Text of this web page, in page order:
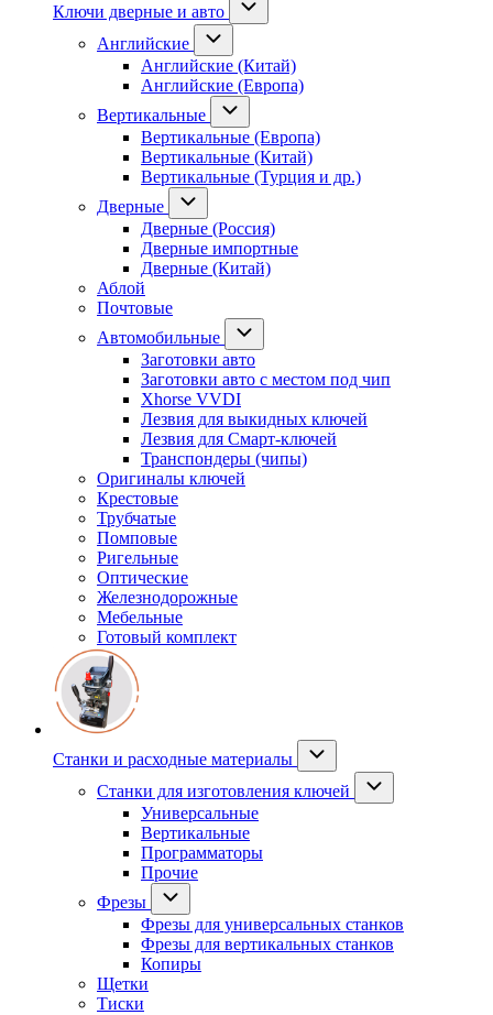
Ключи дверные и авто
Английские
Английские (Китай)
Английские (Европа)
Вертикальные
Вертикальные (Европа)
Вертикальные (Китай)
Вертикальные (Турция и др.)
Дверные
Дверные (Россия)
Дверные импортные
Дверные (Китай)
Аблой
Почтовые
Автомобильные
Заготовки авто
Заготовки авто с местом под чип
Xhorse VVDI
Лезвия для выкидных ключей
Лезвия для Смарт-ключей
Транспондеры (чипы)
Оригиналы ключей
Крестовые
Трубчатые
Помповые
Ригельные
Оптические
Железнодорожные
Мебельные
Готовый комплект
Станки и расходные материалы
Станки для изготовления ключей
Универсальные
Вертикальные
Программаторы
Прочие
Фрезы
Фрезы для универсальных станков
Фрезы для вертикальных станков
Копиры
Щетки
Тиски